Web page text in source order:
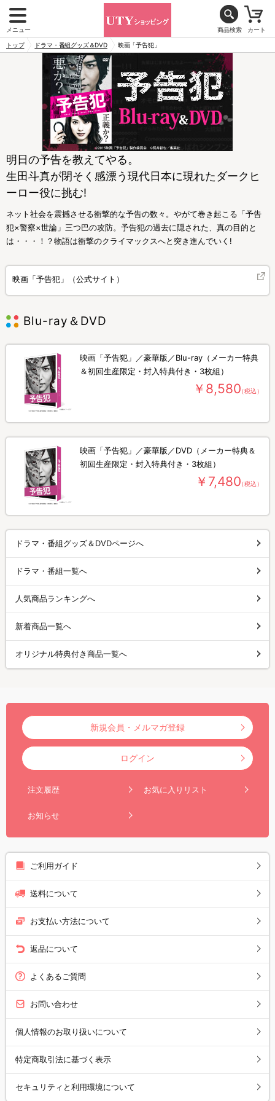
メニュー 商品検索 カート
トップ ドラマ・番組グッズ＆DVD 映画「予告犯」
明日の予告を教えてやる。
生田斗真が閉そく感漂う現代日本に現れたダークヒ
ーロー役に挑む!
ネット社会を震撼させる衝撃的な予告の数々。やがて巻き起こる「予告
犯×警察×世論」三つ巴の攻防。予告犯の過去に隠された、真の目的と
は・・・！？物語は衝撃のクライマックスへと突き進んでいく!
映画「予告犯」（公式サイト）
Blu-ray＆DVD
映画「予告犯」／豪華版／Blu-ray（メーカー特典
＆初回生産限定・封入特典付き・3枚組）
￥8,580（税込）
映画「予告犯」／豪華版／DVD（メーカー特典＆
初回生産限定・封入特典付き・3枚組）
￥7,480（税込）
ドラマ・番組グッズ＆DVDページへ
ドラマ・番組一覧へ
人気商品ランキングへ
新着商品一覧へ
オリジナル特典付き商品一覧へ
新規会員・メルマガ登録
ログイン
注文履歴 お気に入りリスト
お知らせ
ご利用ガイド
送料について
お支払い方法について
返品について
よくあるご質問
お問い合わせ
個人情報のお取り扱いについて
特定商取引法に基づく表示
セキュリティと利用環境について